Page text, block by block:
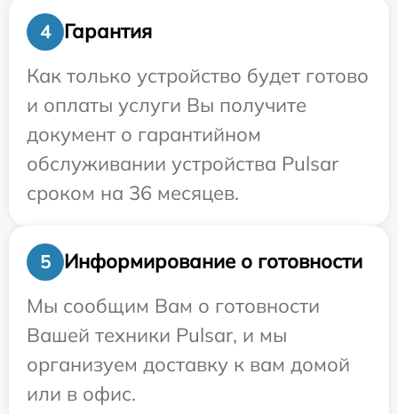
4
Гарантия
Как только устройство будет готово
и оплаты услуги Вы получите
документ о гарантийном
обслуживании устройства Pulsar
сроком на 36 месяцев.
5
Информирование о готовности
Мы сообщим Вам о готовности
Вашей техники Pulsar, и мы
организуем доставку к вам домой
или в офис.